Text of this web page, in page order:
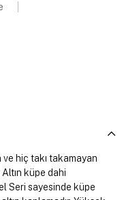
hiç takı takamayan
küpe dahi
Seri sayesinde küpe